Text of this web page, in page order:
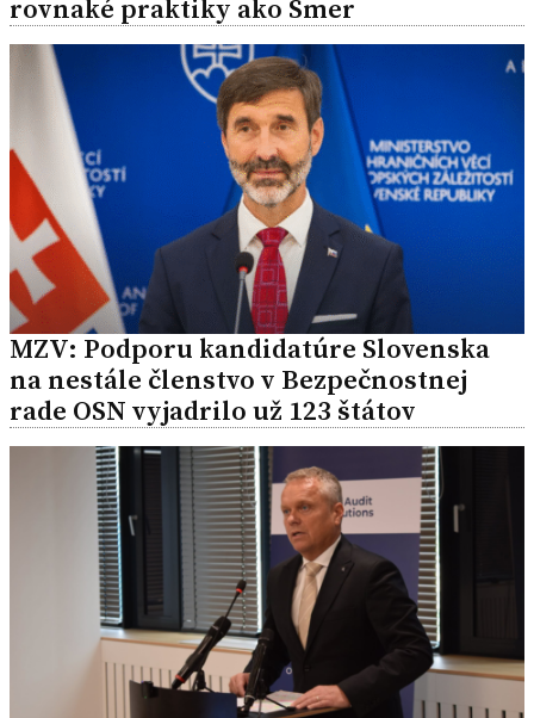
rovnaké praktiky ako Smer
MZV: Podporu kandidatúre Slovenska
na nestále členstvo v Bezpečnostnej
rade OSN vyjadrilo už 123 štátov